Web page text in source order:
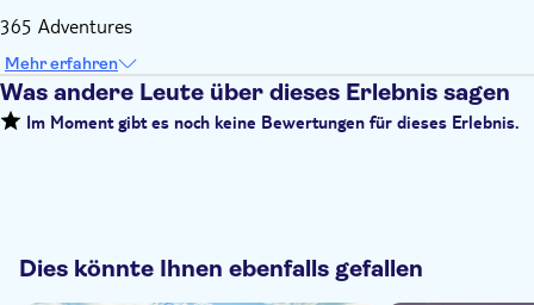
365 Adventures
Mehr erfahren
Was andere Leute über dieses Erlebnis sagen
Im Moment gibt es noch keine Bewertungen für dieses Erlebnis.
Dies könnte Ihnen ebenfalls gefallen